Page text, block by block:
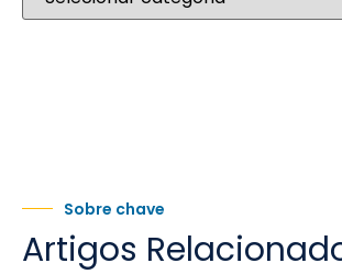
Sobre chave
Artigos